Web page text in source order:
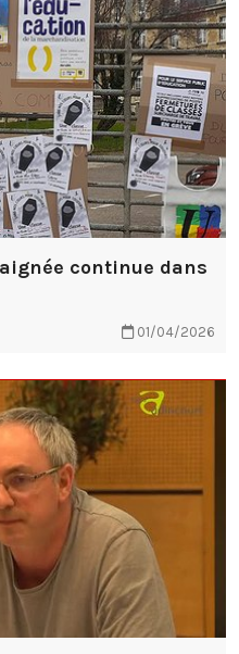
continue dans
01/04/2026